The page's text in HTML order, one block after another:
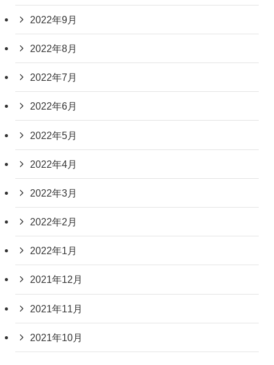
2022年9月
2022年8月
2022年7月
2022年6月
2022年5月
2022年4月
2022年3月
2022年2月
2022年1月
2021年12月
2021年11月
2021年10月